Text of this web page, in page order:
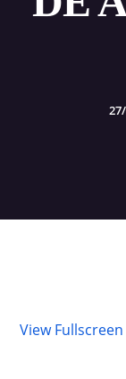
View Fullscreen